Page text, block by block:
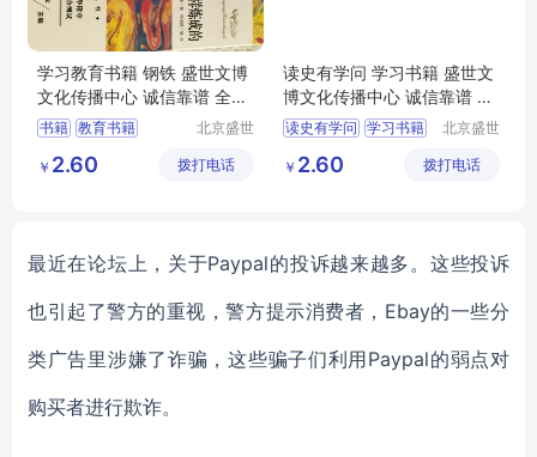
学习教育书籍 钢铁 盛世文博
文化传播中心 诚信靠谱 全国
可售
书籍 教育书籍
北京盛世
传播中心
￥ 2.60 拨打电话
读史有学问 学习书籍 盛世文
博文化传播中心 诚信靠谱 全
国可售
读史有学问 学习书籍
北京盛世
传播中心
￥ 2.60 拨打电话
最近在论坛上，关于Paypal的投诉越来越多。这些投诉
也引起了警方的重视，警方提示消费者，Ebay的一些分
类广告里涉嫌了诈骗，这些骗子们利用Paypal的弱点对
购买者进行欺诈。